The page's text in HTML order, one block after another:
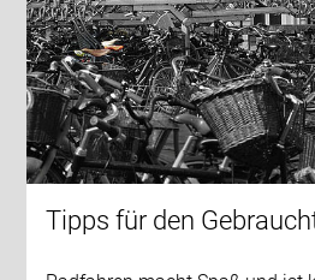
Tipps für den